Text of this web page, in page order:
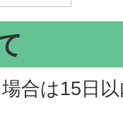
合は15日